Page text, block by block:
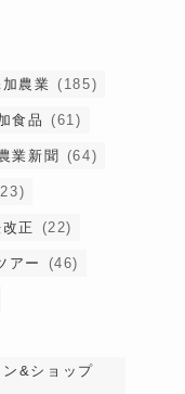
農業 (185)
食品 (61)
業新聞 (64)
正 (22)
アー (46)
&ショップ